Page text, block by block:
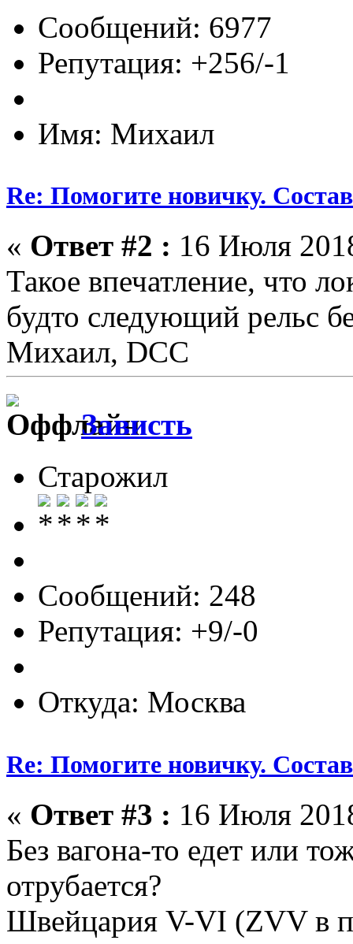
Сообщений: 6977
Репутация: +256/-1
Имя: Михаил
Re: Помогите новичку.
« Ответ #2 : 16 Июля
Такое впечатление, что
будто следующий рельс
Михаил, DCC
Зависть
Старожил
Сообщений: 248
Репутация: +9/-0
Откуда: Москва
Re: Помогите новичку.
« Ответ #3 : 16 Июля
Без вагона-то едет или
отрубается?
Швейцария V-VI (ZVV в